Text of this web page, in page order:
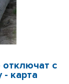
отключат с
карта